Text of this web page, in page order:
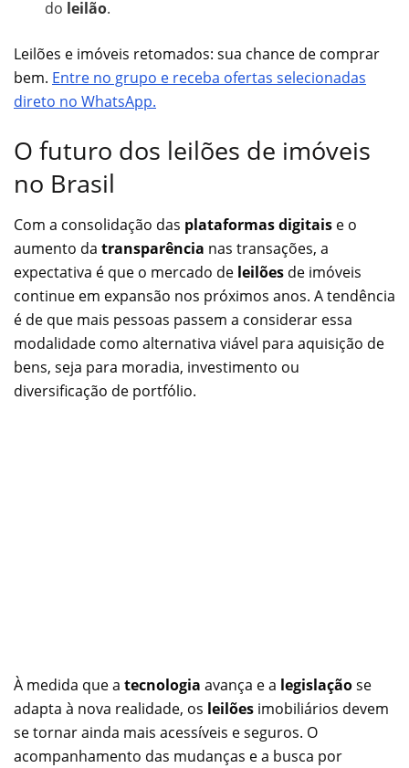
do leilão.
Leilões e imóveis retomados: sua chance de comprar
bem. Entre no grupo e receba ofertas selecionadas
direto no WhatsApp.
O futuro dos leilões de imóveis
no Brasil
Com a consolidação das plataformas digitais e o
aumento da transparência nas transações, a
expectativa é que o mercado de leilões de imóveis
continue em expansão nos próximos anos. A tendência
é de que mais pessoas passem a considerar essa
modalidade como alternativa viável para aquisição de
bens, seja para moradia, investimento ou
diversificação de portfólio.
À medida que a tecnologia avança e a legislaçãose
adapta à nova realidade, os leilões imobiliários devem
se tornar ainda mais acessíveis e seguros. O
acompanhamento das mudanças e a busca por